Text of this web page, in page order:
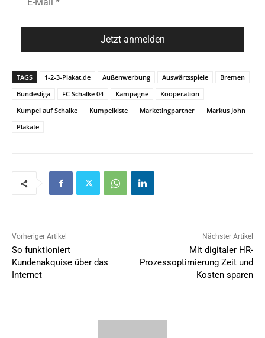
TAGS 1-2-3-Plakat.de Außenwerbung Auswärtsspiele
Bremen
Bundesliga
FC Schalke 04 Kampagne
Kooperation
Kumpel auf Schalke
Kumpelkiste Marketingpartner
Markus John
Plakate
Vorheriger Artikel
So funktioniert
Kundenakquise über das
Internet
Nächster Artikel
Mit digitaler HR-
Prozessoptimierung Zeit und
Kosten sparen